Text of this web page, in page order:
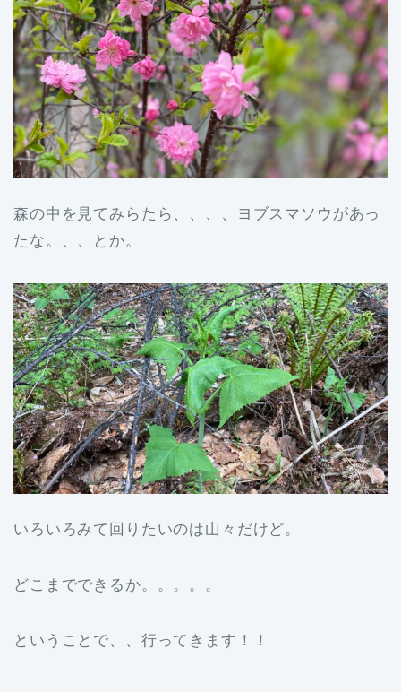
森の中を見てみらたら、、、、ヨブスマソウがあっ
たな。、、とか。
いろいろみて回りたいのは山々だけど。
どこまでできるか。。。。。
ということで、、行ってきます！！